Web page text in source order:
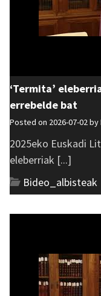
‘Termita’
errebelde bat
Posted on 2026-07-02 by
2025eko Euskadi
eleberriak [...]
Bideo_albisteak